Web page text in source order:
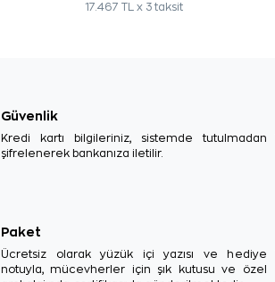
17.467 TL x 3 taksit
Güvenlik
Kredi kartı bilgileriniz, sistemde tutulmadan
şifrelenerek bankanıza iletilir.
Paket
Ücretsiz olarak yüzük içi yazısı ve hediye
notuyla, mücevherler için şık kutusu ve özel